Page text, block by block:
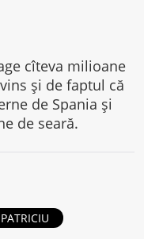
cîteva milioane
şi de faptul că
de Spania şi
de seară.
PATRICIU